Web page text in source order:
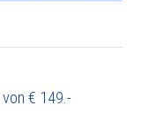
€ 149.-